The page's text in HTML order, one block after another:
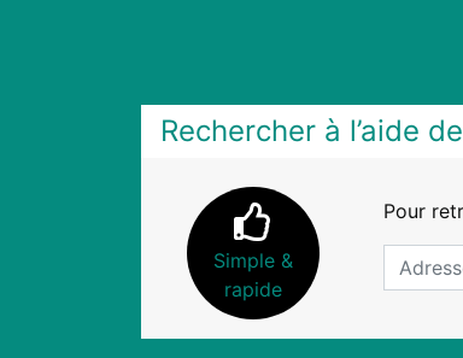
Rechercher à l’aide
Simple &
rapide
Pour